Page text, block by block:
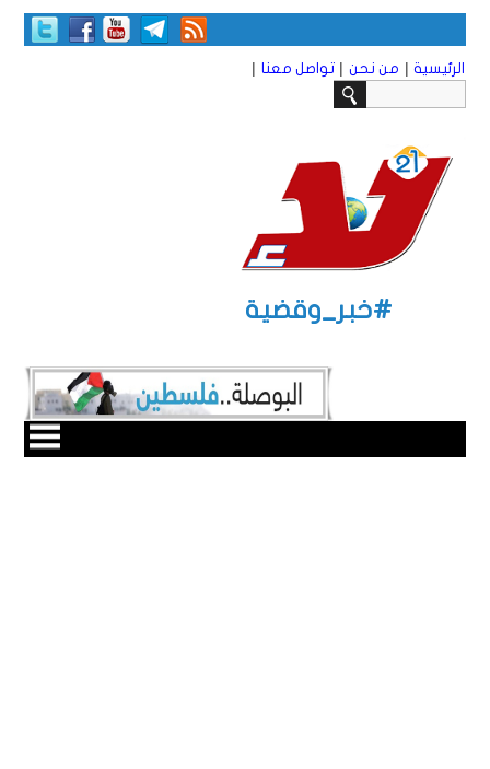
الرئيسية | من نحن | تواصل معنا |
#خبر_وقضية